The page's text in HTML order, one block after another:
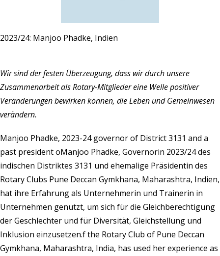
2023/24: Manjoo Phadke, Indien
Wir sind der festen Überzeugung, dass wir durch unsere
Zusammenarbeit als Rotary-Mitglieder eine Welle positiver
Veränderungen bewirken können, die Leben und Gemeinwesen
verändern.
Manjoo Phadke, 2023-24 governor of District 3131 and a
past president oManjoo Phadke, Governorin 2023/24 des
indischen Distriktes 3131 und ehemalige Präsidentin des
Rotary Clubs Pune Deccan Gymkhana, Maharashtra, Indien,
hat ihre Erfahrung als Unternehmerin und Trainerin in
Unternehmen genutzt, um sich für die Gleichberechtigung
der Geschlechter und für Diversität, Gleichstellung und
Inklusion einzusetzen.f the Rotary Club of Pune Deccan
Gymkhana, Maharashtra, India, has used her experience as